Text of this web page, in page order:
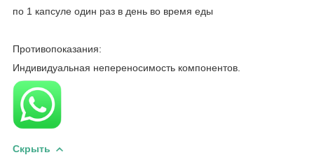
по 1 капсуле один раз в день во время еды
Противопоказания:
Индивидуальная непереносимость компонентов.
Скрыть